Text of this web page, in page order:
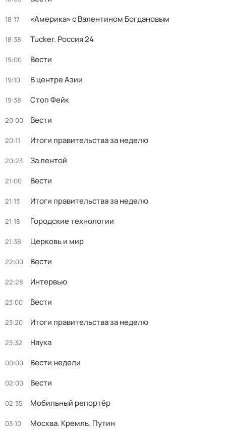
18:17 «Америка» с Валентином Богдановым
18:38 Tucker. Россия 24
19:00 Вести
19:10 В центре Азии
19:38 Стоп Фейк
20:00 Вести
20:11 Итоги правительства за неделю
20:23 За лентой
21:00 Вести
21:13 Итоги правительства за неделю
21:18 Городские технологии
21:38 Церковь и мир
22:00 Вести
22:28 Интервью
23:00 Вести
23:20 Итоги правительства за неделю
23:32 Наука
00:00 Вести недели
02:00 Вести
02:35 Мобильный репортёр
03:10 Москва. Кремль. Путин